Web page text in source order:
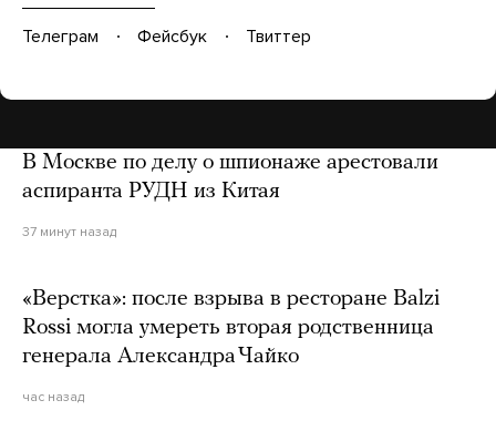
Телеграм Фейсбук Твиттер
В Москве по делу о шпионаже арестовали
аспиранта РУДН из Китая
37 минут назад
«Верстка»: после взрыва в ресторане Balzi
Rossi могла умереть вторая родственница
генерала Александра Чайко
час назад